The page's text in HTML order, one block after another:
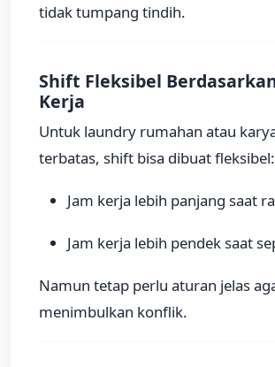
tidak tumpang tindih.
Shift Fleksibel
Kerja
Untuk laundry rumahan atau
terbatas, shift bisa dibuat fleksibel:
Jam kerja lebih panjang saat
Jam kerja lebih pendek saat
Namun tetap perlu aturan jelas
menimbulkan konflik.